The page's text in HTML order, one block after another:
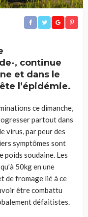
, continue
et dans le
l’épidémie.
ce dimanche,
partout dans
virus, par peur des
symptômes sont
poids soudaine. Les
50kg en une
de fromage lié à ce
être combattu
défaitistes.